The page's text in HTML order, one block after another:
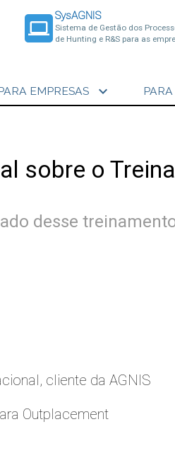
laptop
SysAGNIS
Sistema de Gestão dos
de Hunting e R&S para as
EMPRESAS expand_more
sobre o
desse
cliente da AGNIS
Outplacement